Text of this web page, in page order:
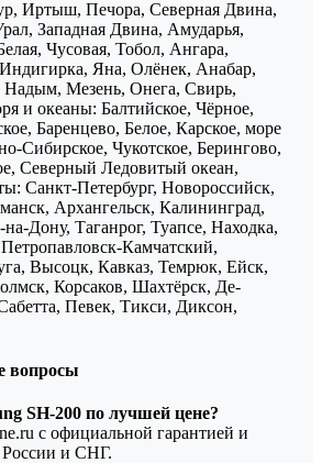
Иртыш, Печора, Северная Двина,
Западная Двина, Амударья,
Чусовая, Тобол, Ангара,
Яна, Олёнек, Анабар,
Надым, Мезень, Онега, Свирь,
и океаны: Балтийское, Чёрное,
Баренцево, Белое, Карское, море
Сибирское, Чукотское, Берингово,
Северный Ледовитый океан,
Санкт-Петербург, Новороссийск,
Архангельск, Калининград,
Дону, Таганрог, Туапсе, Находка,
Камчатский,
Высоцк, Кавказ, Темрюк, Ейск,
Корсаков, Шахтёрск, Де-
Певек, Тикси, Диксон,
вопросы
SH-200 по лучшей цене?
с официальной гарантией и
России и СНГ.